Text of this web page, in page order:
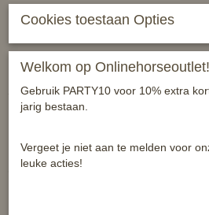
Luxe oornetje van HV Polo
Reacties
Ook interessant
Cookies toestaan Opties
Welkom op Onlinehorseoutlet!
Gebruik PARTY10 voor 10% extra
jarig bestaan.
Vergeet je niet aan te melden voor
leuke acties!